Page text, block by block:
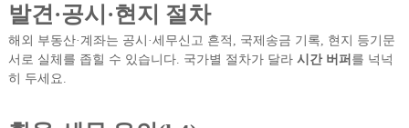
발견·공시·현지 절차
해외 부동산·계좌는 공시·세무신고 흔적, 국제송금 기록, 현지 등기문
서로 실체를 좁힐 수 있습니다. 국가별 절차가 달라 시간 버퍼 를 넉넉
히 두세요.